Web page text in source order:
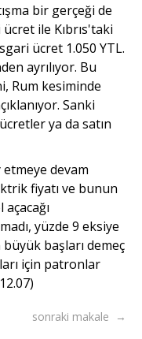
bir gerçeği de
ile Kıbrıs'taki
ücret 1.050 YTL.
ayrılıyor. Bu
Rum kesiminde
Sanki
ya da satın
devam
fiyatı ve bunun
yüzde 9 eksiye
başları demeç
için patronlar
sonraki makale →